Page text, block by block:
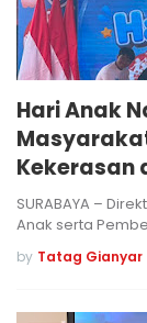
Hari Anak
Kekerasan
SURABAYA –
Anak serta
by Tatag Gianyar